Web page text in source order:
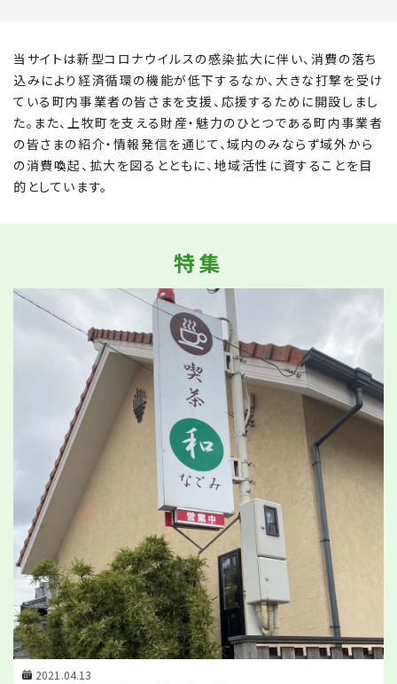
当サイトは新型コロナウイルスの感染拡大に伴い、消費の落ち
込みにより経済循環の機能が低下するなか、大きな打撃を受け
ている町内事業者の皆さまを支援、応援するために開設しまし
た。 また、上牧町を支える財産・魅力のひとつである町内事業者
の皆さまの紹介・情報発信を通じて、域内のみならず域外から
の消費喚起、拡大を図るとともに、地域活性に資することを目
的としています。
特集
2021.04.13